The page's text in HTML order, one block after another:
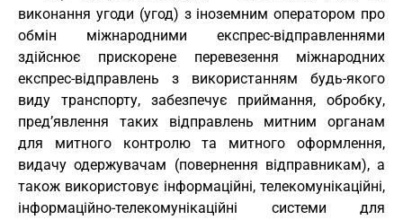
виконання угоди (угод) з іноземним оператором про
обмін міжнародними експрес-відправленнями
здійснює прискорене перевезення міжнародних
експрес-відправлень з використанням будь-якого
виду транспорту, забезпечує приймання, обробку,
пред’явлення таких відправлень митним органам
для митного контролю та митного оформлення,
видачу одержувачам (повернення відправникам), а
також використовує інформаційні, телекомунікаційні,
інформаційно-телекомунікаційні системи для